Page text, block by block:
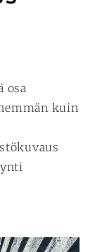
osa
kuin